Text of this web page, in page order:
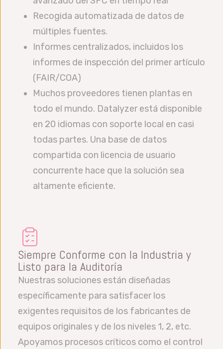
Recogida automatizada de datos de
múltiples fuentes.
Informes centralizados, incluidos los
informes de inspección del primer artículo
(FAIR/COA)
Muchos proveedores tienen plantas en
todo el mundo. Datalyzer está disponible
en 20 idiomas con soporte local en casi
todas partes. Una base de datos
compartida con licencia de usuario
concurrente hace que la solución sea
altamente eficiente.
Siempre Conforme con la Industria y
Listo para la Auditoría
Nuestras soluciones están diseñadas
específicamente para satisfacer los
exigentes requisitos de los fabricantes de
equipos originales y de los niveles 1, 2, etc.
Apoyamos procesos críticos como el control